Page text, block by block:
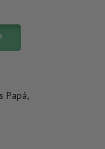
Papá,